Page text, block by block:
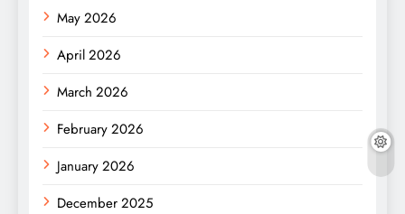
May 2026
April 2026
March 2026
February 2026
January 2026
December 2025